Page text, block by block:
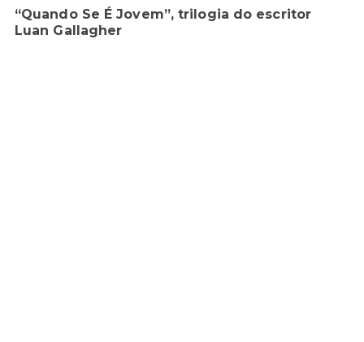
“Quando Se É Jovem”, trilogia do escritor
Luan Gallagher